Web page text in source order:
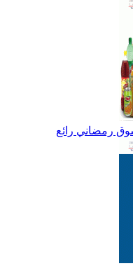
رمضاني رائع